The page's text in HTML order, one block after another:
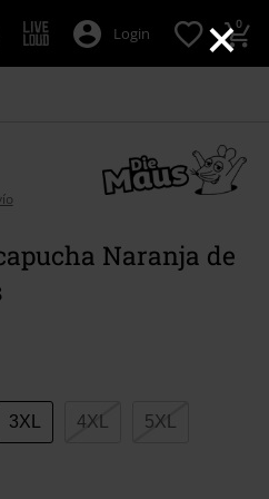
×
Login 0
Naranja de
3XL 4XL 5XL